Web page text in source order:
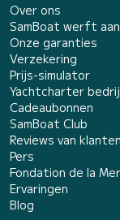
Over ons
SamBoat werft aan
Onze garanties
Verzekering
Prijs-simulator
Yachtcharter
Cadeaubonnen
SamBoat Club
Reviews van klanten
Pers
Fondation de la Mer
Ervaringen
Blog